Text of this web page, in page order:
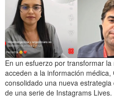
En un esfuerzo por transformar
acceden a la información
consolidado una nueva
de una serie de Instagrams Lives.